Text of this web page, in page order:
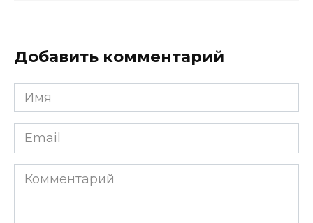
Добавить комментарий
Имя
*
Email
*
Комментарий